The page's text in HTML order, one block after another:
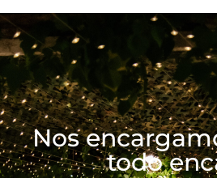
Nos
todo